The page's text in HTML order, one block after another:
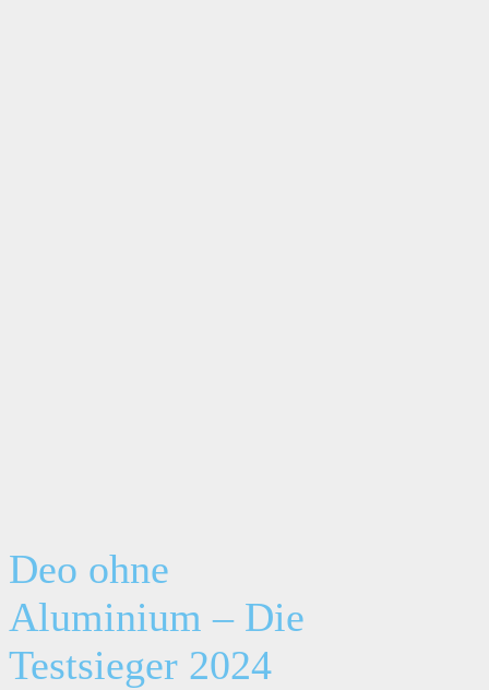
Deo ohne
Aluminium – Die
Testsieger 2024